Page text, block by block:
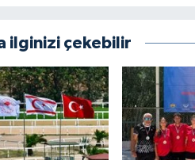
ilginizi çekebilir